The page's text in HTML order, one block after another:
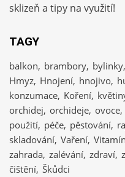
sklizeň a tipy na využití!
TAGY
balkon brambory bylinky
Hmyz Hnojení hnojivo
konzumace Koření
orchidej orchideje ovoce
použití péče pěstování
skladování Vaření
zahrada zalévání zdraví
čištění Škůdci